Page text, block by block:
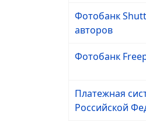
Фотобанк
авторов
Фотобанк
Платежная
Российской